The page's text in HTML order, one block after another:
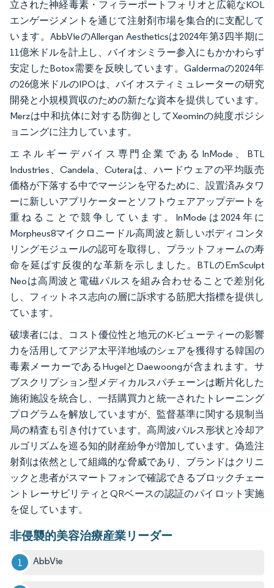
立された神経毒素・フィラーポートフォリオと広範なKOL
エンゲージメントを通じて注射剤市場を集合的に支配して
います。AbbVieのAllergan Aestheticsは2024年第3四半期に
11億米ドルを計上し、バイオシミラー参入にもかかわらず
安定したBotox需要を反映しています。Galdermaの2024年
の26億米ドルのIPOは、バイオスティミュレーターの研究
開発と小規模買収のための新たな資本を提供しています。
Merzは中和抗体に対する防御としてXeominの純度ポジシ
ョニングに注力しています。
エネルギーデバイス専門企業であるInMode、BTL
Industries、Candela、Cuteraは、ハードウェアの平均販売
価格が下落する中でマージンを守るために、設置済みタワ
ーに新しいアプリケーターとソフトウェアアップデートを
重ねることで競争しています。InModeは2024年に
Morpheus8マイクロニードル高周波と新しいボディコンタ
リングモジュールの認可を取得し、プラットフォームの寿
命を延ばす反復的な革新を示しました。BTLのEmSculpt
Neoは高周波と電磁パルスを組み合わせることで差別化
し、フィットネス志向の層に訴求する筋肥大指標を提供し
ています。
破壊者には、コスト優位性と地元のK-ビューティーの影響
力を活用してアジア太平洋地域のシェアを獲得する韓国の
毒素メーカーであるHugelとDaewoongが含まれます。サ
ブスクリプション型メディカルスパチェーンは断片化した
施術施設を統合し、一括購買力と統一されたトレーニング
プログラムを解放していますが、監督基準に関する規制当
局の精査も引き付けています。高周波パルス形状と冷却ア
ルゴリズムを巡る知的財産紛争が増加しています。偽造注
射剤は依然として組織的な脅威であり、ブランドはクリニ
ックと患者がスマートフォンで確認できるブロックチェー
ントレーサビリティとQRベースの認証のパイロット実施
を促しています。
非侵襲的美容治療産業リーダー
AbbVie